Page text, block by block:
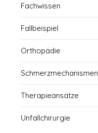
Fachwissen
Fallbeispiel
Orthopädie
Schmerzmechanismen
Therapieansätze
Unfallchirurgie